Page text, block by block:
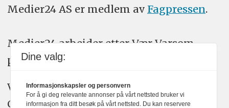
Medier24 AS er medlem av Fagpressen.
Medier24 arbeider etter Vær Varsom-
plakatens regler for god presseskikk.
Vi bruker KI-verktøy som ChatGPT,
Claude, og Gemini i journalistikken vår.
Dine valg:
Informasjonskapsler og personvern
For å gi deg relevante annonser på vårt nettsted bruker vi
informasjon fra ditt besøk på vårt nettsted. Du kan reservere